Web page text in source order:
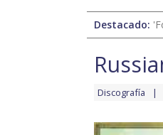
Destacado:
Discografía